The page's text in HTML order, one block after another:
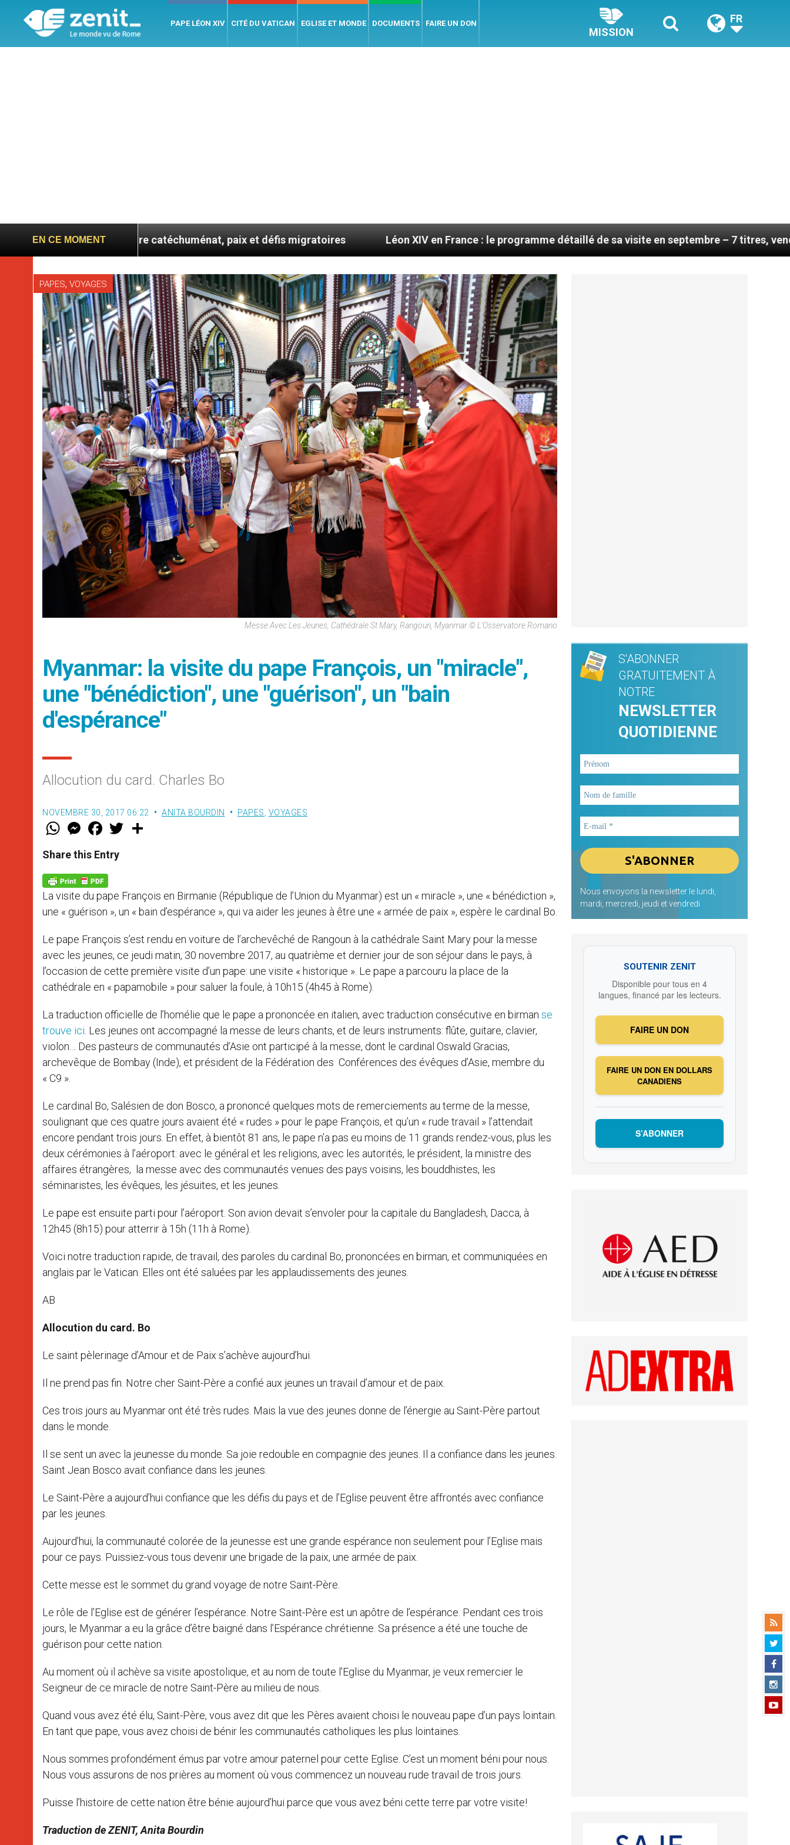
PAPE LÉON XIV CITÉ DU VATICAN EGLISE ET MONDE DOCUMENTS FAIRE UN DON
MISSION
FR
EN CE MOMENT
confie : entre catéchuménat, paix et défis migratoires Léon XIV en France : le programme détaillé de sa visite en septembre – 7 titres, vendredi 7 août
PAPES, VOYAGES
Messe Avec Les Jeunes, Cathédrale St Mary, Rangoun, Myanmar © L'Osservatore Romano
Myanmar: la visite du pape François, un "miracle",
une "bénédiction", une "guérison", un "bain
d'espérance"
Allocution du card. Charles Bo
NOVEMBRE 30, 2017 06:22 ANITA BOURDIN PAPES VOYAGES
W
t
s
p
p
M
e
s
e
g
e
r
F
a
e
b
k
w
Share this Entry
La visite du pape François en Birmanie (République de l’Union du Myanmar) est un « miracle », une « bénédiction »,
une « guérison », un « bain d’espérance », qui va aider les jeunes à être une « armée de paix », espère le cardinal Bo.
Le pape François s’est rendu en voiture de l’archevêché de Rangoun à la cathédrale Saint Mary pour la messe
avec les jeunes, ce jeudi matin, 30 novembre 2017, au quatrième et dernier jour de son séjour dans le pays, à
l’occasion de cette première visite d’un pape: une visite « historique ». Le pape a parcouru la place de la
cathédrale en « papamobile » pour saluer la foule, à 10h15 (4h45 à Rome).
La traduction officielle de l’homélie que le pape a prononcée en italien, avec traduction consécutive en birman se
trouve ici . Les jeunes ont accompagné la messe de leurs chants, et de leurs instruments: flûte, guitare, clavier,
violon… Des pasteurs de communautés d’Asie ont participé à la messe, dont le cardinal Oswald Gracias,
archevêque de Bombay (Inde), et président de la Fédération des Conférences des évêques d’Asie, membre du
« C9 ».
Le cardinal Bo, Salésien de don Bosco, a prononcé quelques mots de remerciements au terme de la messe,
soulignant que ces quatre jours avaient été « rudes » pour le pape François, et qu’un « rude travail » l’attendait
encore pendant trois jours. En effet, à bientôt 81 ans, le pape n’a pas eu moins de 11 grands rendez-vous, plus les
deux cérémonies à l’aéroport: avec le général et les religions, avec les autorités, le président, la ministre des
affaires étrangères, la messe avec des communautés venues des pays voisins, les bouddhistes, les
séminaristes, les évêques, les jésuites, et les jeunes.
Le pape est ensuite parti pour l’aéroport. Son avion devait s’envoler pour la capitale du Bangladesh, Dacca, à
12h45 (8h15) pour atterrir à 15h (11h à Rome).
Voici notre traduction rapide, de travail, des paroles du cardinal Bo, prononcées en birman, et communiquées en
anglais par le Vatican. Elles ont été saluées par les applaudissements des jeunes.
AB
Allocution du card. Bo
Le saint pèlerinage d’Amour et de Paix s’achève aujourd’hui.
Il ne prend pas fin. Notre cher Saint-Père a confié aux jeunes un travail d’amour et de paix.
Ces trois jours au Myanmar ont été très rudes. Mais la vue des jeunes donne de l’énergie au Saint-Père partout
dans le monde.
Il se sent un avec la jeunesse du monde. Sa joie redouble en compagnie des jeunes. Il a confiance dans les jeunes.
Saint Jean Bosco avait confiance dans les jeunes.
Le Saint-Père a aujourd’hui confiance que les défis du pays et de l’Eglise peuvent être affrontés avec confiance
par les jeunes.
Aujourd’hui, la communauté colorée de la jeunesse est une grande espérance non seulement pour l’Eglise mais
pour ce pays. Puissiez-vous tous devenir une brigade de la paix, une armée de paix.
Cette messe est le sommet du grand voyage de notre Saint-Père.
Le rôle de l’Eglise est de générer l’espérance. Notre Saint-Père est un apôtre de l’espérance. Pendant ces trois
jours, le Myanmar a eu la grâce d’être baigné dans l’Espérance chrétienne. Sa présence a été une touche de
guérison pour cette nation.
Au moment où il achève sa visite apostolique, et au nom de toute l’Eglise du Myanmar, je veux remercier le
Seigneur de ce miracle de notre Saint-Père au milieu de nous.
Quand vous avez été élu, Saint-Père, vous avez dit que les Pères avaient choisi le nouveau pape d’un pays lointain.
En tant que pape, vous avez choisi de bénir les communautés catholiques les plus lointaines.
Nous sommes profondément émus par votre amour paternel pour cette Eglise. C’est un moment béni pour nous.
Nous vous assurons de nos prières au moment où vous commencez un nouveau rude travail de trois jours.
Puisse l’histoire de cette nation être bénie aujourd’hui parce que vous avez béni cette terre par votre visite!
Traduction de ZENIT, Anita Bourdin
S'ABONNER
GRATUITEMENT À
NOTRE
NEWSLETTER
QUOTIDIENNE
Nous envoyons la newsletter le lundi,
mardi, mercredi, jeudi et vendredi
SOUTENIR ZENIT
Disponible pour tous en 4
langues, financé par les lecteurs.
FAIRE UN DON
FAIRE UN DON EN DOLLARS
CANADIENS
S’ABONNER